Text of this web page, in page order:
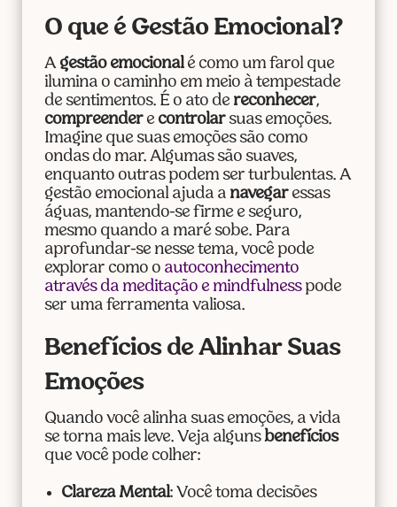
O que é Gestão Emocional?
A gestão emocionalé como um farol que
ilumina o caminho em meio à tempestade
de sentimentos. É o ato de reconhecer,
compreendere controlarsuas emoções.
Imagine que suas emoções são como
ondas do mar. Algumas são suaves,
enquanto outras podem ser turbulentas. A
gestão emocional ajuda a navegaressas
águas, mantendo-se firme e seguro,
mesmo quando a maré sobe. Para
aprofundar-se nesse tema, você pode
explorar como o autoconhecimento
através da meditação e mindfulnesspode
ser uma ferramenta valiosa.
Benefícios de Alinhar Suas
Emoções
Quando você alinha suas emoções, a vida
se torna mais leve. Veja algunsbenefícios
que você pode colher:
Clareza Mental: Você toma decisões